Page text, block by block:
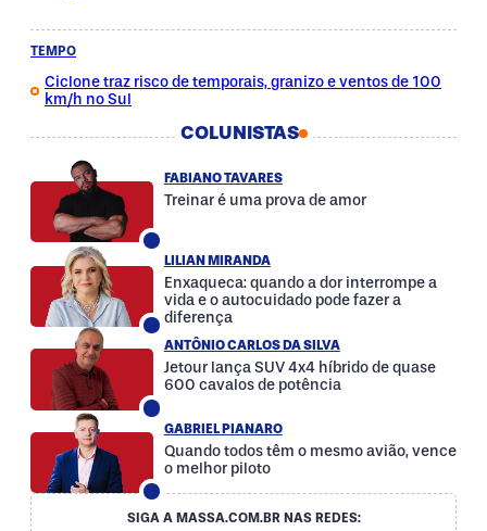
TEMPO
Ciclone traz risco de temporais, granizo e ventos de 100
km/h no Sul
COLUNISTAS
FABIANO TAVARES
Treinar é uma prova de amor
LILIAN MIRANDA
Enxaqueca: quando a dor interrompe a
vida e o autocuidado pode fazer a
diferença
ANTÔNIO CARLOS DA SILVA
Jetour lança SUV 4x4 híbrido de quase
600 cavalos de potência
GABRIEL PIANARO
Quando todos têm o mesmo avião, vence
o melhor piloto
SIGA A MASSA.COM.BR NAS REDES: